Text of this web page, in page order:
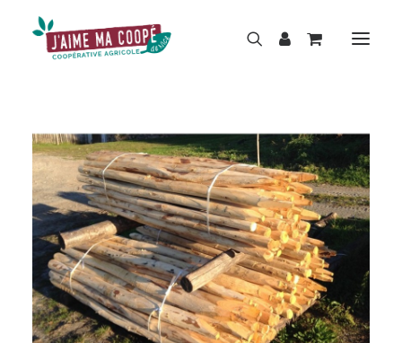
BOUTIQUE
MARQUES
HISTOIRE
ACTUALITÉS
RÉPARATION
LOCATION
NOS MAGASINS